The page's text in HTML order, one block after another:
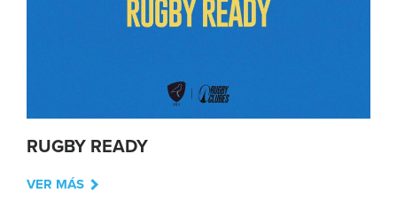
RUGBY READY
VER MÁS